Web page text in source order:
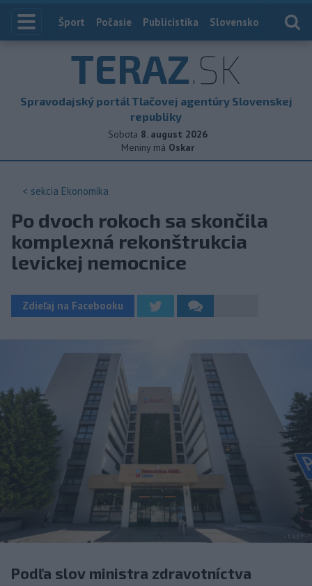
Index
Šport Počasie Publicistika Slovensko
TERAZ.SK
Spravodajský portál Tlačovej agentúry Slovenskej
republiky
Sobota 8. august 2026
Meniny má Oskar
< sekcia Ekonomika
Po dvoch rokoch sa skončila
komplexná rekonštrukcia
levickej nemocnice
Zdieľaj na Facebooku
Podľa slov ministra zdravotníctva